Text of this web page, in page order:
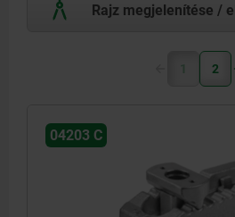
Rajz megjelenítése /
1 2
04203 C